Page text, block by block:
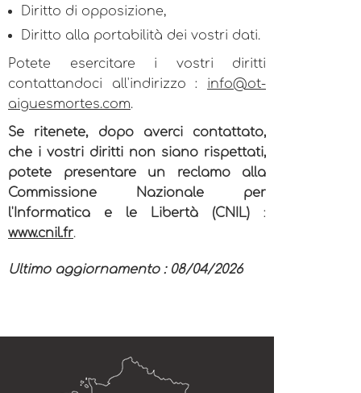
Diritto di opposizione,
Diritto alla portabilità dei vostri dati.
Potete esercitare i vostri diritti
contattandoci all'indirizzo : info@ot-
aiguesmortes.com.
Se ritenete, dopo averci contattato,
che i vostri diritti non siano rispettati,
potete presentare un reclamo alla
Commissione Nazionale per
l'Informatica e le Libertà (CNIL) :
www.cnil.fr.
Ultimo aggiornamento : 08/04/2026